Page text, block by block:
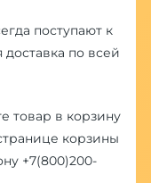
поступают к
по всей
товар в корзину
корзины
+7(800)200-